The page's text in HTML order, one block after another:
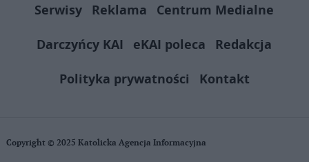
Serwisy Reklama
Centrum Medialne
Darczyńcy KAI
eKAI poleca
Redakcja
Polityka prywatności
Kontakt
Copyright © 2025 Katolicka Agencja Informacyjna